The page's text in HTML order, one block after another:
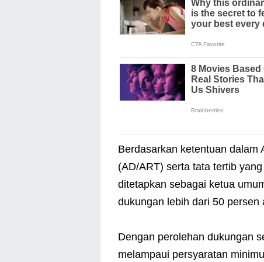
Berdasarkan ketentuan dalam
(AD/ART) serta tata tertib
ditetapkan sebagai ketua
dukungan lebih dari 50
Dengan perolehan dukungan
melampaui persyaratan